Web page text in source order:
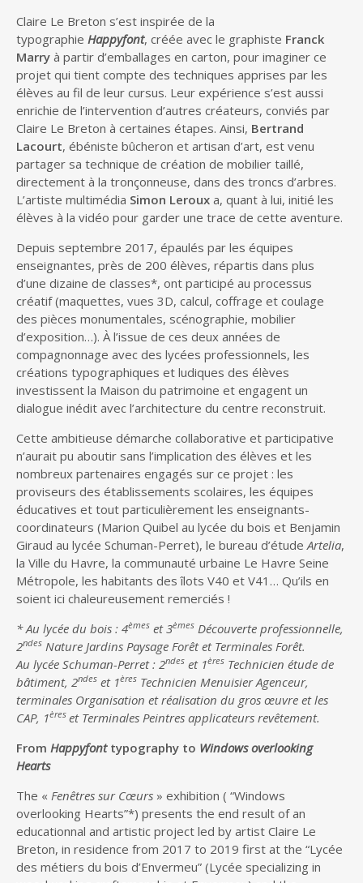
Claire Le Breton s’est inspirée de la
typographie Happyfont, créée avec le graphiste Franck
Marry à partir d’emballages en carton, pour imaginer ce
projet qui tient compte des techniques apprises par les
élèves au fil de leur cursus. Leur expérience s’est aussi
enrichie de l’intervention d’autres créateurs, conviés par
Claire Le Breton à certaines étapes. Ainsi, Bertrand
Lacourt, ébéniste bûcheron et artisan d’art, est venu
partager sa technique de création de mobilier taillé,
directement à la tronçonneuse, dans des troncs d’arbres.
L’artiste multimédia Simon Leroux a, quant à lui, initié les
élèves à la vidéo pour garder une trace de cette aventure.
Depuis septembre 2017, épaulés par les équipes
enseignantes, près de 200 élèves, répartis dans plus
d’une dizaine de classes*, ont participé au processus
créatif (maquettes, vues 3D, calcul, coffrage et coulage
des pièces monumentales, scénographie, mobilier
d’exposition…). À l’issue de ces deux années de
compagnonnage avec des lycées professionnels, les
créations typographiques et ludiques des élèves
investissent la Maison du patrimoine et engagent un
dialogue inédit avec l’architecture du centre reconstruit.
Cette ambitieuse démarche collaborative et participative
n’aurait pu aboutir sans l’implication des élèves et les
nombreux partenaires engagés sur ce projet : les
proviseurs des établissements scolaires, les équipes
éducatives et tout particulièrement les enseignants-
coordinateurs (Marion Quibel au lycée du bois et Benjamin
Giraud au lycée Schuman-Perret), le bureau d’étude Artelia,
la Ville du Havre, la communauté urbaine Le Havre Seine
Métropole, les habitants des îlots V40 et V41… Qu’ils en
soient ici chaleureusement remerciés !
* Au lycée du bois : 4èmes et 3èmes Découverte professionnelle,
2ndes Nature Jardins Paysage Forêt et Terminales Forêt.
Au lycée Schuman-Perret : 2ndes et 1ères Technicien étude de
bâtiment, 2ndes et 1ères Technicien Menuisier Agenceur,
terminales Organisation et réalisation du gros œuvre et les
CAP, 1ères et Terminales Peintres applicateurs revêtement.
From Happyfonttypography to Windows overlooking
Hearts
The « Fenêtres sur Cœurs » exhibition ( “Windows
overlooking Hearts”*) presents the end result of an
educationnal and artistic project led by artist Claire Le
Breton, in residence from 2017 to 2019 first at the “Lycée
des métiers du bois d’Envermeu” (Lycée specializing in